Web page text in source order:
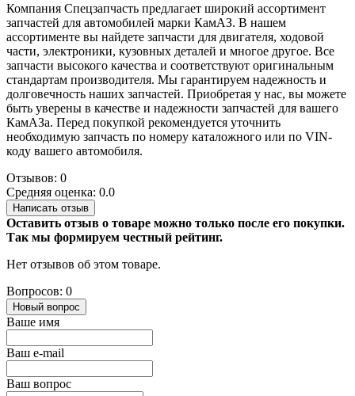
Компания Спецзапчасть предлагает широкий ассортимент
запчастей для автомобилей марки КамАЗ. В нашем
ассортименте вы найдете запчасти для двигателя, ходовой
части, электроники, кузовных деталей и многое другое. Все
запчасти высокого качества и соответствуют оригинальным
стандартам производителя. Мы гарантируем надежность и
долговечность наших запчастей. Приобретая у нас, вы можете
быть уверены в качестве и надежности запчастей для вашего
КамАЗа. Перед покупкой рекомендуется уточнить
необходимую запчасть по номеру каталожного или по VIN-
коду вашего автомобиля.
Отзывов: 0
Средняя оценка: 0.0
Написать отзыв
Оставить отзыв о товаре можно только после его покупки.
Так мы формируем честный рейтинг.
Нет отзывов об этом товаре.
Вопросов: 0
Новый вопрос
Ваше имя
Ваш e-mail
Ваш вопрос